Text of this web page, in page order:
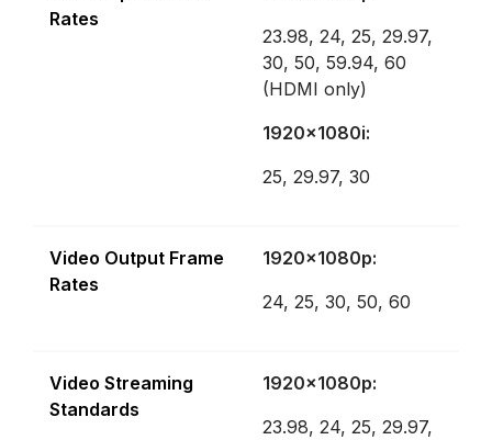
Rates
23.98, 24, 25, 29.97,
30, 50, 59.94, 60
(HDMI only)
1920x1080i:
25, 29.97, 30
Video Output Frame
Rates
1920x1080p:
24, 25, 30, 50, 60
Video Streaming
Standards
1920x1080p:
23.98, 24, 25, 29.97,